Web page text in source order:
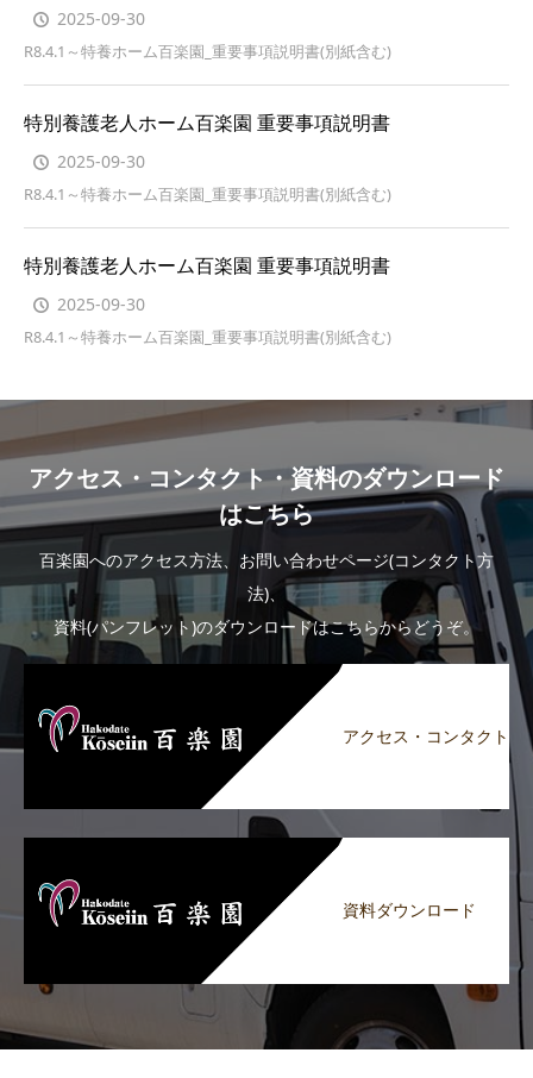
2025-09-30
R8.4.1～特養ホーム百楽園_重要事項説明書(別紙含む)
特別養護老人ホーム百楽園 重要事項説明書
2025-09-30
R8.4.1～特養ホーム百楽園_重要事項説明書(別紙含む)
特別養護老人ホーム百楽園 重要事項説明書
2025-09-30
R8.4.1～特養ホーム百楽園_重要事項説明書(別紙含む)
アクセス・コンタクト・資料のダウンロード
はこちら
百楽園へのアクセス方法、お問い合わせページ(コンタクト方
法)、
資料(パンフレット)のダウンロードはこちらからどうぞ。
アクセス・コンタクト
資料ダウンロード